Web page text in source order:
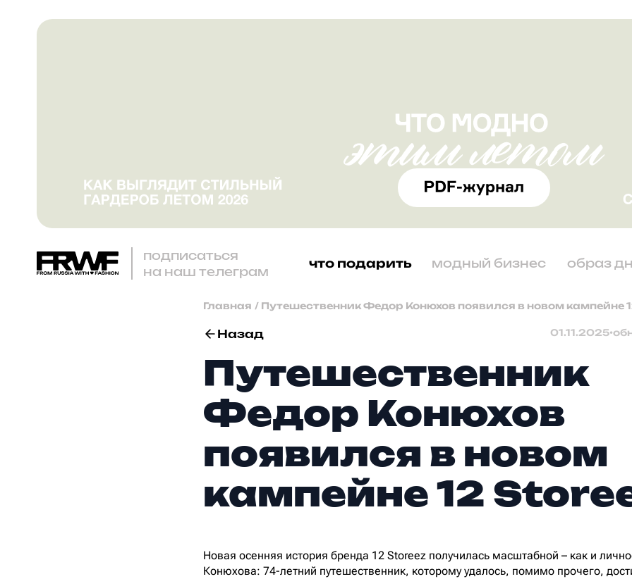
подписаться
на наш телеграм
что подарить модный бизнес образ
Главная / Путешественник Федор Конюхов появился в новом кампейне
Назад 01.11.2025•
Путешественник
Федор Конюхов
появился в новом
кампейне 12
Новая осенняя история бренда 12 Storeez получилась масштабной – как и
Конюхова: 74-летний путешественник, которому удалось, помимо прочего,